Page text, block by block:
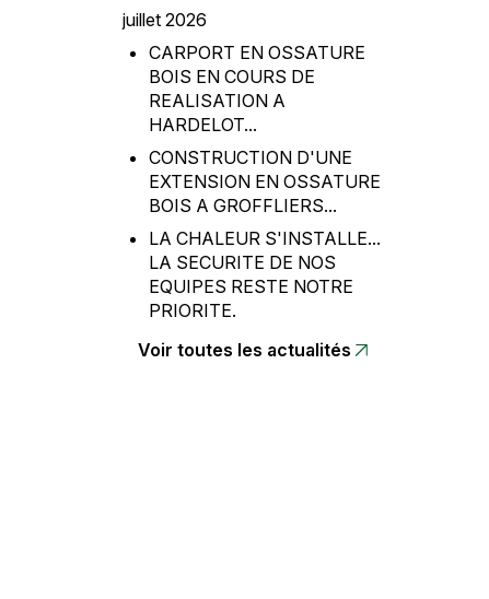
juillet 2026
CARPORT EN OSSATURE
BOIS EN COURS DE
REALISATION A
HARDELOT...
CONSTRUCTION D'UNE
EXTENSION EN OSSATURE
BOIS A GROFFLIERS...
LA CHALEUR S'INSTALLE...
LA SECURITE DE NOS
EQUIPES RESTE NOTRE
PRIORITE.
Voir toutes les actualités